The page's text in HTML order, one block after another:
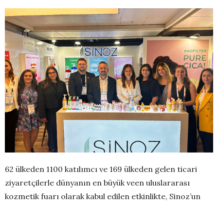
62 ülkeden 1100 katılımcı ve 169 ülkeden gelen ticari
ziyaretçilerle dünyanın en büyük veen uluslararası
kozmetik fuarı olarak kabul edilen etkinlikte, Sinoz’un